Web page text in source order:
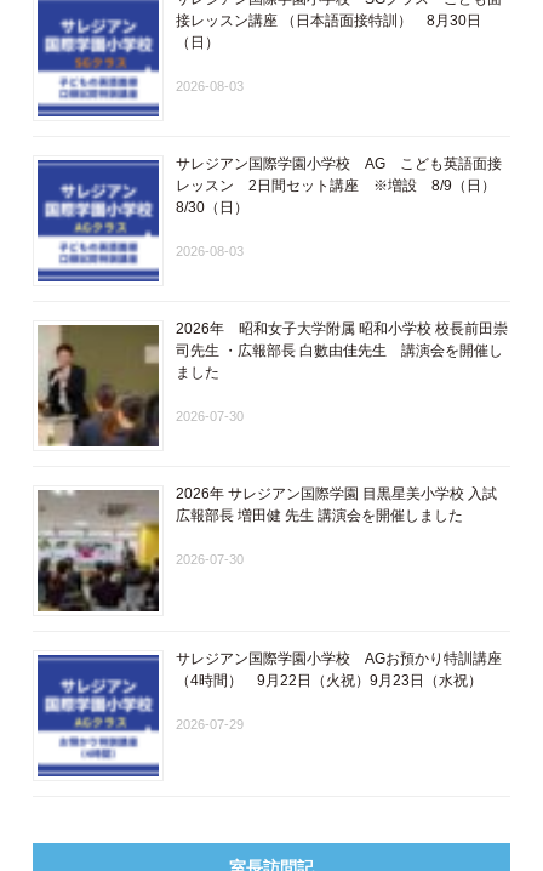
接レッスン講座 ​（日本語面接特訓​） 8月30日
（日）
2026-08-03
サレジアン国際学園小学校 AG こども英語面接
レッスン 2日間セット講座 ※増設 8/9（日）
8/30（日）
2026-08-03
2026年 昭和女子大学附属 昭和小学校 校長前田崇
司先生 ・広報部長 白數由佳先生 講演会を開催し
ました
2026-07-30
2026年 サレジアン国際学園 目黒星美小学校 入試
広報部長 増田健 先生 講演会を開催しました
2026-07-30
サレジアン国際学園小学校 AGお預かり特訓講座
（4時間） 9月22日（火祝）9月23日（水祝）
2026-07-29